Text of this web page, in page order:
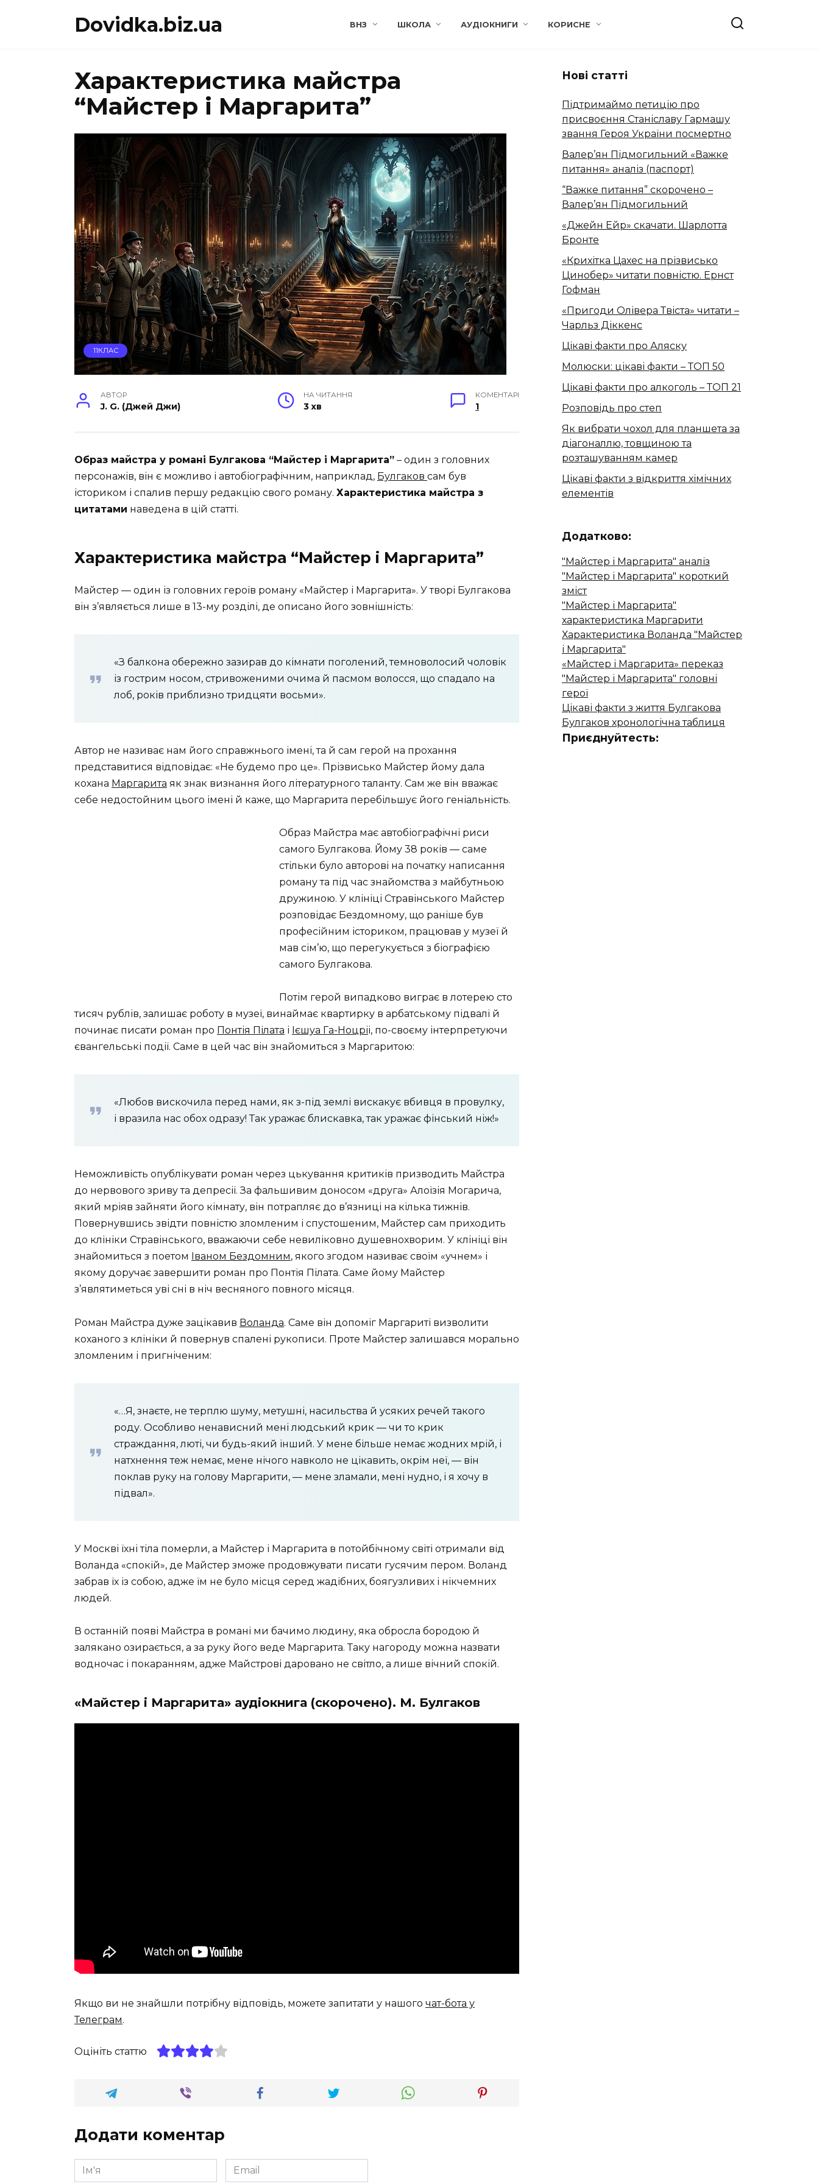
Dovidka.biz.ua ВНЗ ШКОЛА АУДІОКНИГИ КОРИСНЕ
Характеристика майстра
“Майстер і Маргарита”
11КЛАС
АВТОР
J. G. (Джей Джи)
НА ЧИТАННЯ
3 хв
КОМЕНТАРІ
1
Образ майстра у романі Булгакова “Майстер і Маргарита” – один з головних
персонажів, він є можливо і автобіографічним, наприклад, Булгаков сам був
істориком і спалив першу редакцію свого роману. Характеристика майстра з
цитатами наведена в цій статті.
Характеристика майстра “Майстер і Маргарита”
Майстер — один із головних героїв роману «Майстер і Маргарита». У творі Булгакова
він з’являється лише в 13-му розділі, де описано його зовнішність:
«З балкона обережно зазирав до кімнати поголений, темноволосий чоловік
із гострим носом, стривоженими очима й пасмом волосся, що спадало на
лоб, років приблизно тридцяти восьми».
Автор не називає нам його справжнього імені, та й сам герой на прохання
представитися відповідає: «Не будемо про це». Прізвисько Майстер йому дала
кохана Маргарита як знак визнання його літературного таланту. Сам же він вважає
себе недостойним цього імені й каже, що Маргарита перебільшує його геніальність.
Образ Майстра має автобіографічні риси
самого Булгакова. Йому 38 років — саме
стільки було авторові на початку написання
роману та під час знайомства з майбутньою
дружиною. У клініці Стравінського Майстер
розповідає Бездомному, що раніше був
професійним істориком, працював у музеї й
мав сім’ю, що перегукується з біографією
самого Булгакова.
Потім герой випадково виграє в лотерею сто
тисяч рублів, залишає роботу в музеї, винаймає квартирку в арбатському підвалі й
починає писати роман про Понтія Пілата і Ієшуа Га-Ноцріі, по-своєму інтерпретуючи
євангельські події. Саме в цей час він знайомиться з Маргаритою:
«Любов вискочила перед нами, як з-під землі вискакує вбивця в провулку,
і вразила нас обох одразу! Так уражає блискавка, так уражає фінський ніж!»
Неможливість опублікувати роман через цькування критиків призводить Майстра
до нервового зриву та депресії. За фальшивим доносом «друга» Алоїзія Могарича,
який мріяв зайняти його кімнату, він потрапляє до в’язниці на кілька тижнів.
Повернувшись звідти повністю зломленим і спустошеним, Майстер сам приходить
до клініки Стравінського, вважаючи себе невиліковно душевнохворим. У клініці він
знайомиться з поетом
Іваном Бездомним, якого згодом називає своїм «учнем» і
якому доручає завершити роман про Понтія Пілата. Саме йому Майстер
з’являтиметься уві сні в ніч весняного повного місяця.
Роман Майстра дуже зацікавив Воланда. Саме він допоміг Маргариті визволити
коханого з клініки й повернув спалені рукописи. Проте Майстер залишався морально
зломленим і пригніченим:
«…Я, знаєте, не терплю шуму, метушні, насильства й усяких речей такого
роду. Особливо ненависний мені людський крик — чи то крик
страждання, люті, чи будь-який інший. У мене більше немає жодних мрій, і
натхнення теж немає, мене нічого навколо не цікавить, окрім неї, — він
поклав руку на голову Маргарити, — мене зламали, мені нудно, і я хочу в
підвал».
У Москві їхні тіла померли, а Майстер і Маргарита в потойбічному світі отримали від
Воланда «спокій», де Майстер зможе продовжувати писати гусячим пером. Воланд
забрав їх із собою, адже їм не було місця серед жадібних, боягузливих і нікчемних
людей.
В останній появі Майстра в романі ми бачимо людину, яка обросла бородою й
залякано озирається, а за руку його веде Маргарита. Таку нагороду можна назвати
водночас і покаранням, адже Майстрові даровано не світло, а лише вічний спокій.
«Майстер і Маргарита» аудіокнига (скорочено). М. Булгаков
Якщо ви не знайшли потрібну відповідь, можете запитати у нашого чат-бота у
Телеграм.
Оцініть статтю
Додати коментар
Ім'я
*
Email
*
Нові статті
Підтримаймо петицію про
присвоєння Станіславу Гармашу
звання Героя України посмертно
Валер’ян Підмогильний «Важке
питання» аналіз (паспорт)
“Важке питання” скорочено –
Валер’ян Підмогильний
«Джейн Ейр» скачати. Шарлотта
Бронте
«Крихітка Цахес на прізвисько
Цинобер» читати повністю. Ернст
Гофман
«Пригоди Олівера Твіста» читати –
Чарльз Діккенс
Цікаві факти про Аляску
Молюски: цікаві факти – ТОП 50
Цікаві факти про алкоголь – ТОП 21
Розповідь про степ
Як вибрати чохол для планшета за
діагоналлю, товщиною та
розташуванням камер
Цікаві факти з відкриття хімічних
елементів
Додатково:
"Майстер і Маргарита" аналіз
"Майстер і Маргарита" короткий
зміст
"Майстер і Маргарита"
характеристика Маргарити
Характеристика Воланда "Майстер
і Маргарита"
«Майстер і Маргарита» переказ
"Майстер і Маргарита" головні
герої
Цікаві факти з життя Булгакова
Булгаков хронологічна таблиця
Приєднуйтесть: